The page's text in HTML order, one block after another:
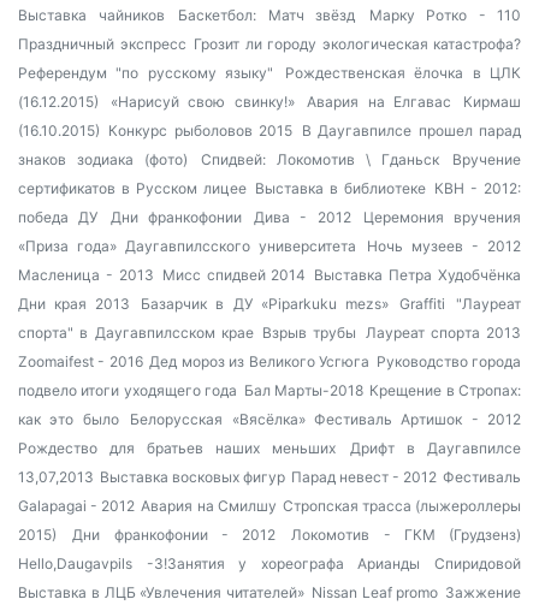
Выставка чайников
Баскетбол: Матч звёзд
Марку Ротко - 110
Праздничный экспресс Грозит ли городу экологическая катастрофа?
Референдум "по русскому языку"
Рождественская ёлочка в ЦЛК
(16.12.2015)
«Нарисуй свою свинку!» Авария на Елгавас
Кирмаш
(16.10.2015) Конкурс рыболовов 2015 В Даугавпилсе прошел парад
знаков зодиака (фото)
Спидвей: Локомотив \ Гданьск
Вручение
сертификатов в Русском лицее Выставка в библиотеке КВН - 2012:
победа ДУ
Дни франкофонии Дива - 2012
Церемония вручения
«Приза года» Даугавпилсского университета
Ночь музеев - 2012
Масленица - 2013 Мисс спидвей 2014 Выставка Петра Худобчёнка
Дни края 2013
Базарчик в ДУ «Piparkuku mezs» Graffiti
"Лауреат
спорта" в Даугавпилсском крае Взрыв трубы Лауреат спорта 2013
Zoomaifest - 2016 Дед мороз из Великого Усгюга Руководство города
подвело итоги уходящего года Бал Марты-2018 Крещение в Стропах:
как это было
Белорусская «Вясёлка» Фестиваль Артишок - 2012
Рождество для братьев наших меньших
Дрифт в Даугавпилсе
13,07,2013 Выставка восковых фигур Парад невест - 2012 Фестиваль
Galapagai - 2012 Авария на Смилшу Стропская трасса (лыжероллеры
2015)
Дни франкофонии - 2012
Локомотив - ГКМ (Грудзенз)
Hello,Daugavpils -3!Занятия у хореографа Арианды Спиридовой
Выставка в ЛЦБ «Увлечения читателей» Nissan Leaf promo Зажжение